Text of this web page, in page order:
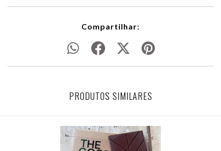
Compartilhar:
PRODUTOS SIMILARES